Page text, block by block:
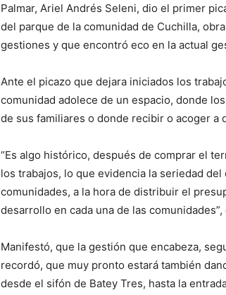
Palmar, Ariel Andrés Seleni, dio el primer
del parque de la comunidad de Cuchilla,
gestiones y que encontró eco en la actual
Ante el picazo que dejara iniciados los
comunidad adolece de un espacio, donde
de sus familiares o donde recibir o acoger a
“Es algo histórico, después de comprar el
los trabajos, lo que evidencia la seriedad
comunidades, a la hora de distribuir el
desarrollo en cada una de las
Manifestó, que la gestión que encabeza,
recordó, que muy pronto estará también
desde el sifón de Batey Tres, hasta la